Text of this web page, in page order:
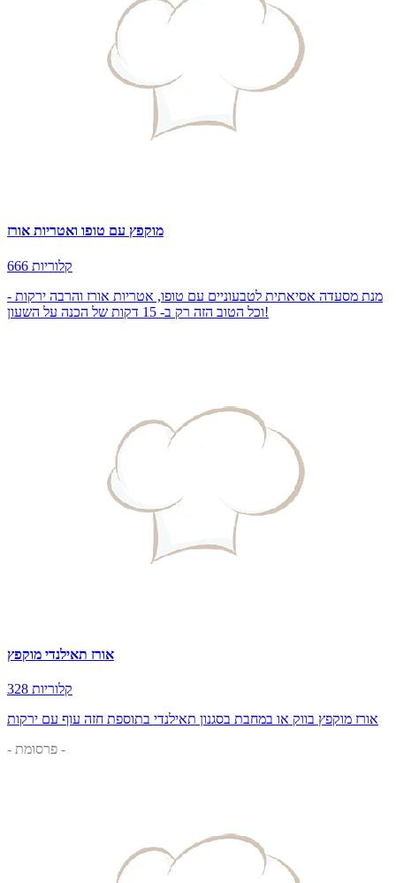
מוקפץ עם טופו ואטריות אורז
666 קלוריות
מנת מסעדה אסיאתית לטבעוניים עם טופו, אטריות אורז והרבה ירקות -
וכל הטוב הזה רק ב- 15 דקות של הכנה על השעון!
אורז תאילנדי מוקפץ
328 קלוריות
אורז מוקפץ בווק או במחבת בסגנון תאילנדי בתוספת חזה עוף עם ירקות
- פרסומת -